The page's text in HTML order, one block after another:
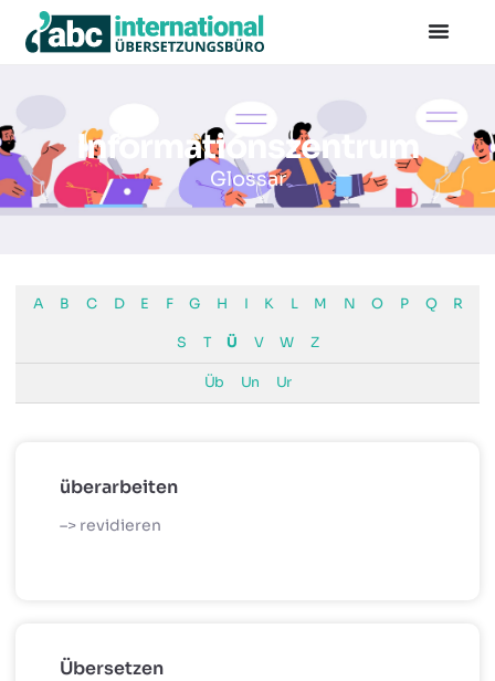
+49 30 501 590 85
Informationszentrum
Glossar
A B C D E F G H I K L M N O P Q R
S T Ü V W Z
Üb Un Ur
überarbeiten
–> revidieren
Übersetzen